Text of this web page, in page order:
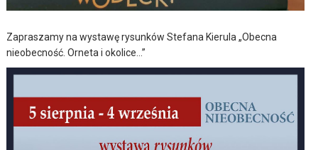
Zapraszamy na wystawę rysunków Stefana Kierula „Obecna
nieobecność. Orneta i okolice…”